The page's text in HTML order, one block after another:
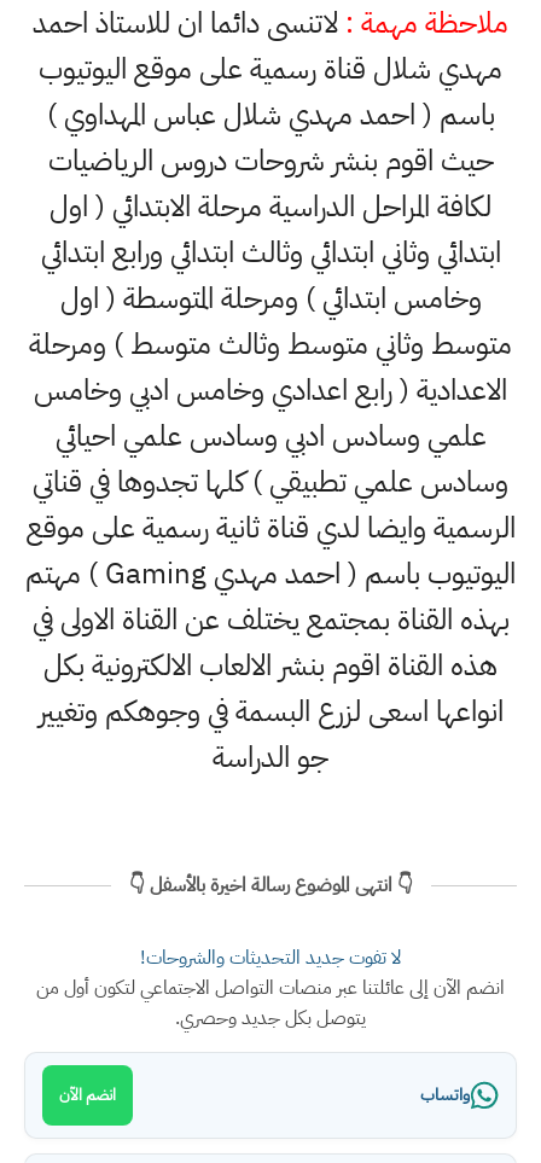
ملاحظة مهمة : لاتنسى دائما ان للاستاذ احمد
مهدي شلال قناة رسمية على موقع اليوتيوب
باسم ( احمد مهدي شلال عباس المهداوي )
حيث اقوم بنشر شروحات دروس الرياضيات
لكافة المراحل الدراسية مرحلة الابتدائي ( اول
ابتدائي وثاني ابتدائي وثالث ابتدائي ورابع ابتدائي
وخامس ابتدائي ) ومرحلة المتوسطة ( اول
متوسط وثاني متوسط وثالث متوسط ) ومرحلة
الاعدادية ( رابع اعدادي وخامس ادبي وخامس
علمي وسادس ادبي وسادس علمي احيائي
وسادس علمي تطبيقي ) كلها تجدوها في قناتي
الرسمية وايضا لدي قناة ثانية رسمية على موقع
اليوتيوب باسم ( احمد مهدي Gaming ) مهتم
بهذه القناة بمجتمع يختلف عن القناة الاولى في
هذه القناة اقوم بنشر الالعاب الالكترونية بكل
انواعها اسعى لزرع البسمة في وجوهكم وتغيير
جو الدراسة
👇 انتهى الموضوع رسالة اخيرة بالأسفل 👇
لا تفوت جديد التحديثات والشروحات!
انضم الآن إلى عائلتنا عبر منصات التواصل الاجتماعي لتكون أول من
يتوصل بكل جديد وحصري.
واتساب انضم الآن